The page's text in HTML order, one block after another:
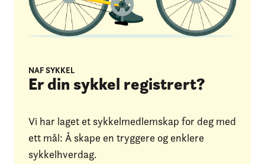
NAF SYKKEL
Er din sykkel registrert?
Vi har laget et sykkelmedlemskap for deg med
ett mål: Å skape en tryggere og enklere
sykkelhverdag.